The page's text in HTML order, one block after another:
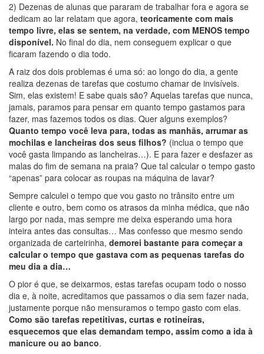
2) Dezenas de alunas que pararam de trabalhar fora e agora se
dedicam ao lar relatam que agora, teoricamente com mais
tempo livre, elas se sentem, na verdade, com MENOS tempo
disponível. No final do dia, nem conseguem explicar o que
ficaram fazendo o dia todo.
A raiz dos dois problemas é uma só: ao longo do dia, a gente
realiza dezenas de tarefas que costumo chamar de invisíveis.
Sim, elas existem! E sabe quais são? Aquelas tarefas que nunca,
jamais, paramos para pensar em quanto tempo gastamos para
fazer, mas fazemos todos os dias. Quer alguns exemplos?
Quanto tempo você leva para, todas as manhãs, arrumar as
mochilas e lancheiras dos seus filhos? (inclua o tempo que
você gasta limpando as lancheiras…). E para fazer e desfazer as
malas do fim de semana na praia? Que tal calcular o tempo gasto
“apenas” para colocar as roupas na máquina de lavar?
Sempre calculei o tempo que vou gasto no trânsito entre um
cliente e outro, bem como os atrasos da minha médica, que não
largo por nada, mas sempre me deixa esperando uma hora
inteira antes das consultas… Mas confesso que mesmo sendo
organizada de carteirinha, demorei bastante para começar a
calcular o tempo que gastava com as pequenas tarefas do
meu dia a dia…
O pior é que, se deixarmos, estas tarefas ocupam todo o nosso
dia e, à noite, acreditamos que passamos o dia sem fazer nada,
justamente porque não mensuramos o tempo gasto com elas.
Como são tarefas repetitivas, curtas e rotineiras,
esquecemos que elas demandam tempo, assim como a ida à
manicure ou ao banco.